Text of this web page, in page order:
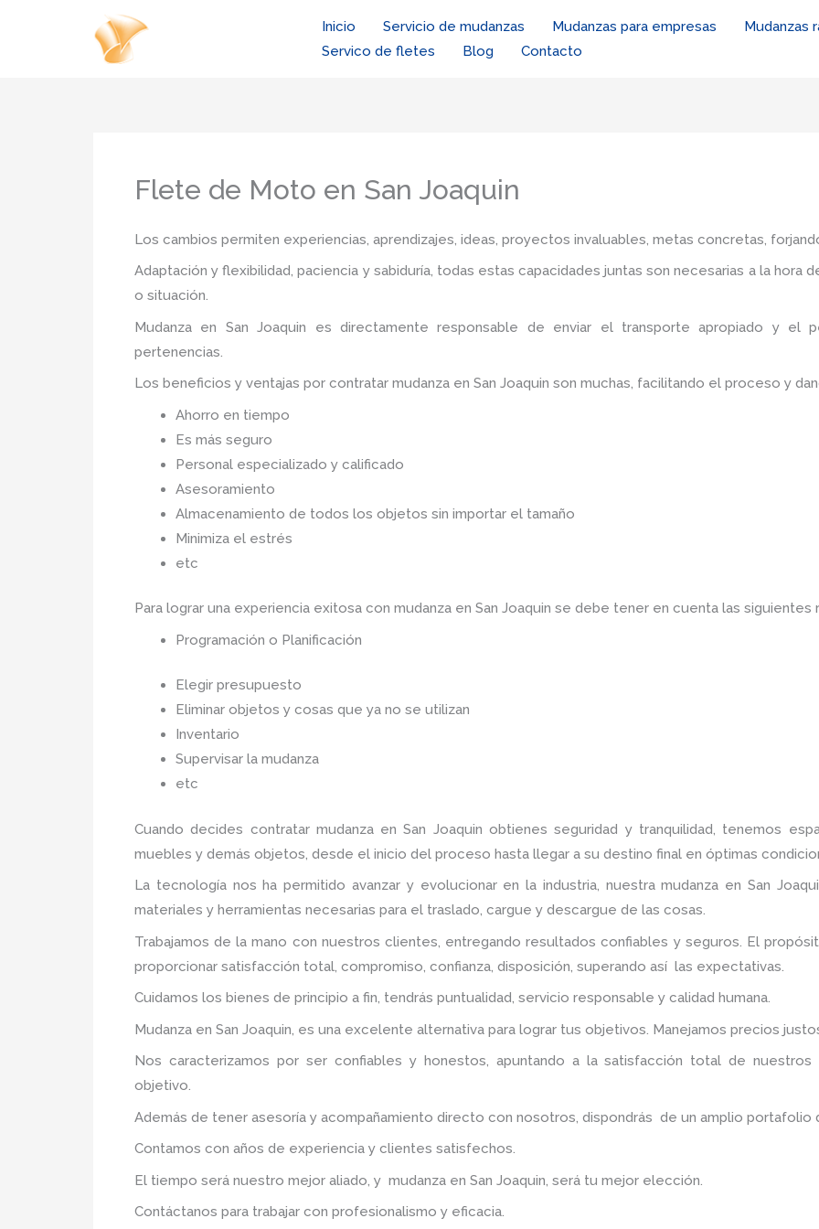
Inicio Servicio de mudanzas Mudanzas para empresas Mudanzas
Servico de fletes
Blog Contacto
Flete de Moto en San Joaquin
Los cambios permiten experiencias, aprendizajes, ideas, proyectos invaluables, metas concretas,
Adaptación y flexibilidad, paciencia y sabiduría, todas estas capacidades juntas son necesarias a la hora
o situación.
Mudanza en San Joaquin es directamente responsable de enviar el transporte apropiado y el
pertenencias.
Los beneficios y ventajas por contratar mudanza en San Joaquin son muchas, facilitando el proceso y
Ahorro en tiempo
Es más seguro
Personal especializado y calificado
Asesoramiento
Almacenamiento de todos los objetos sin importar el tamaño
Minimiza el estrés
etc
Para lograr una experiencia exitosa con mudanza en San Joaquin se debe tener en cuenta las siguientes
Programación o Planificación
Elegir presupuesto
Eliminar objetos y cosas que ya no se utilizan
Inventario
Supervisar la mudanza
etc
Cuando decides contratar mudanza en San Joaquin obtienes seguridad y tranquilidad, tenemos
muebles y demás objetos, desde el inicio del proceso hasta llegar a su destino final en óptimas
La tecnología nos ha permitido avanzar y evolucionar en la industria, nuestra mudanza en San
materiales y herramientas necesarias para el traslado, cargue y descargue de las cosas.
Trabajamos de la mano con nuestros clientes, entregando resultados confiables y seguros. El
proporcionar satisfacción total, compromiso, confianza, disposición, superando así las expectativas.
Cuidamos los bienes de principio a fin, tendrás puntualidad, servicio responsable y calidad humana.
Mudanza en San Joaquin, es una excelente alternativa para lograr tus objetivos. Manejamos precios
Nos caracterizamos por ser confiables y honestos, apuntando a la satisfacción total de
objetivo.
Además de tener asesoría y acompañamiento directo con nosotros, dispondrás de un amplio portafolio
Contamos con años de experiencia y clientes satisfechos.
El tiempo será nuestro mejor aliado, y mudanza en San Joaquin , será tu mejor elección.
Contáctanos para trabajar con profesionalismo y eficacia.